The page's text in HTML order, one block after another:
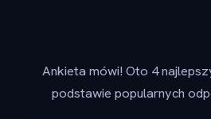
Ankieta mówi! Oto 4
podstawie popularnych